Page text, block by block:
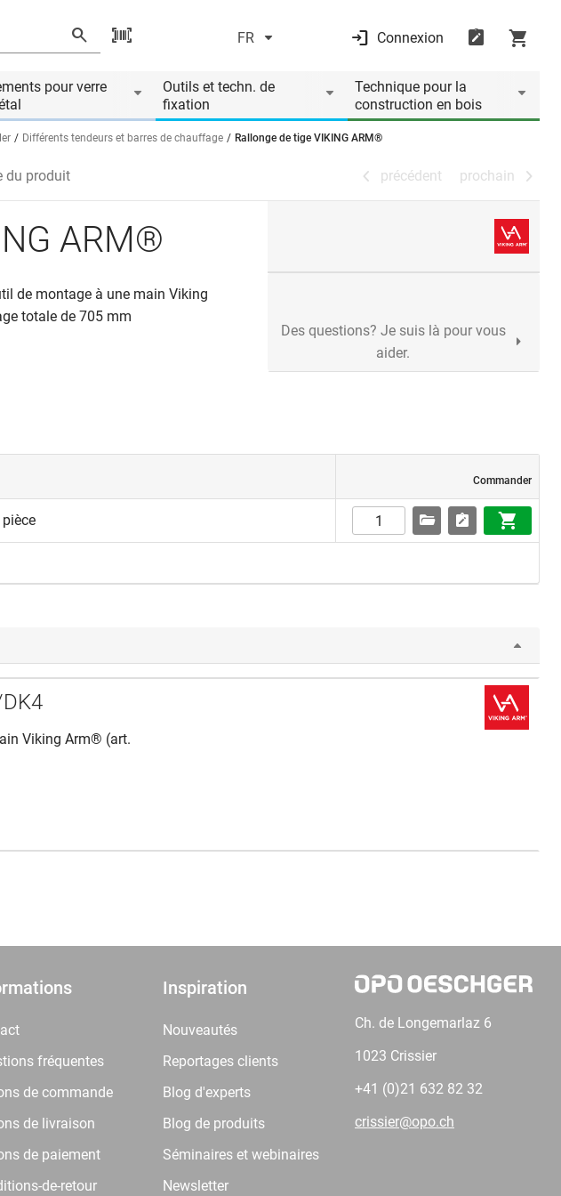
FR Connexion
pour verre
Outils et techn. de
fixation
Technique pour la
construction en bois
Différents tendeurs et barres de chauffage Rallonge de tige VIKING ARM®
précédent prochain
du produit précédent prochain
ARM®
de montage à une main Viking
totale de 705 mm
Des questions? Je suis là pour vous
aider.
Commander
Viking Arm® (art.
fréquentes
de commande
de livraison
de paiement
de-retour
Inspiration
Nouveautés
Reportages clients
Blog d'experts
Blog de produits
Séminaires et webinaires
Newsletter
Ch. de Longemarlaz 6
1023 Crissier
+41 (0)21 632 82 32
crissier@opo.ch